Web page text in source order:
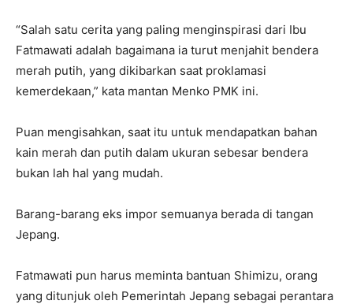
“Salah satu cerita yang paling menginspirasi dari Ibu
Fatmawati adalah bagaimana ia turut menjahit bendera
merah putih, yang dikibarkan saat proklamasi
kemerdekaan,” kata mantan Menko PMK ini.
Puan mengisahkan, saat itu untuk mendapatkan bahan
kain merah dan putih dalam ukuran sebesar bendera
bukan lah hal yang mudah.
Barang-barang eks impor semuanya berada di tangan
Jepang.
Fatmawati pun harus meminta bantuan Shimizu, orang
yang ditunjuk oleh Pemerintah Jepang sebagai perantara